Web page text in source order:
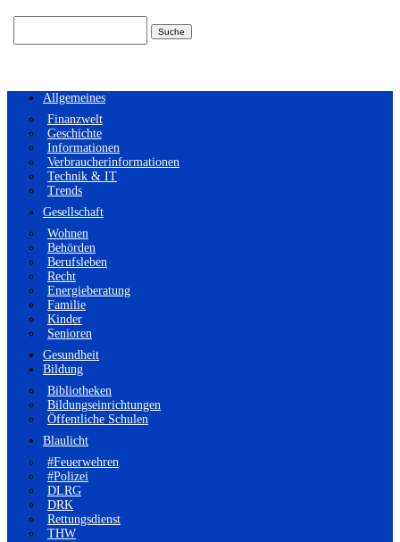
Allgemeines
Finanzwelt
Geschichte
Informationen
Verbraucherinformationen
Technik & IT
Trends
Gesellschaft
Wohnen
Behörden
Berufsleben
Recht
Energieberatung
Familie
Kinder
Senioren
Gesundheit
Bildung
Bibliotheken
Bildungseinrichtungen
Öffentliche Schulen
Blaulicht
#Feuerwehren
#Polizei
DLRG
DRK
Rettungsdienst
THW